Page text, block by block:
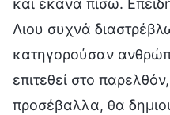
Λιου συχνά
κατηγορούσαν
επιτεθεί στο
προσέβαλλα, θα